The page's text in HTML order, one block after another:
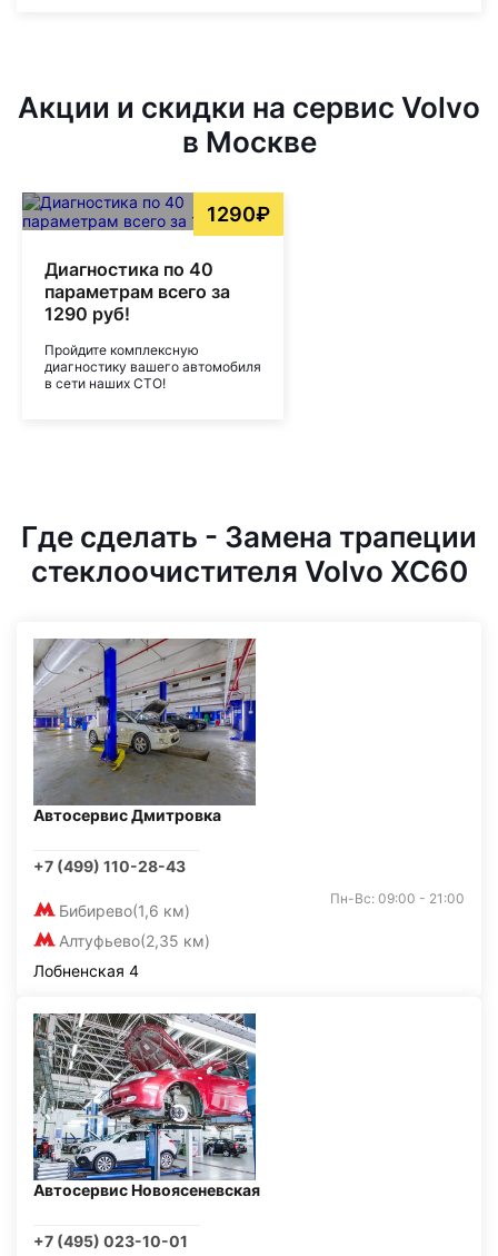
Акции и скидки на сервис Volvo
в Москве
1290₽
Диагностика по 40
параметрам всего за
1290 руб!
Пройдите комплексную
диагностику вашего автомобиля
в сети наших СТО!
Где сделать - Замена трапеции
стеклоочистителя Volvo XC60
Автосервис Дмитровка
+7 (499) 110-28-43
Бибирево(1,6 км)
Алтуфьево(2,35 км)
Пн-Вс: 09:00 - 21:00
Лобненская 4
Автосервис Новоясеневская
+7 (495) 023-10-01